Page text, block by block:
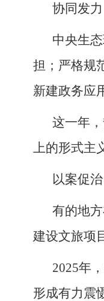
协同发
中央生
担；严格规
新建政务应
这一年
上的形式主
以案促
有的地
建设文旅项
2025年
形成有力震